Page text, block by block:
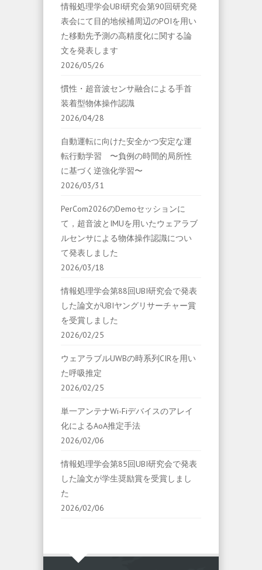
情報処理学会UBI研究会第90回研究発
表会にて目的地候補周辺のPOIを用い
た移動先予測の高精度化に関する論
文を発表します
2026/05/26
慣性・超音波センサ融合による手首
装着型物体操作認識
2026/04/28
自動運転に向けた安全かつ安定な運
転行動学習 〜負例の時間的局所性
に基づく逆強化学習〜
2026/03/31
PerCom2026のDemoセッションに
て，超音波とIMUを用いたウェアラブ
ルセンサによる物体操作認識につい
て発表しました
2026/03/18
情報処理学会第88回UBI研究会で発表
した論文がUBIヤングリサーチャー賞
を受賞しました
2026/02/25
ウェアラブルUWBの時系列CIRを用い
た呼吸推定
2026/02/25
単一アンテナWi-Fiデバイスのアレイ
化によるAoA推定手法
2026/02/06
情報処理学会第85回UBI研究会で発表
した論文が学生奨励賞を受賞しまし
た
2026/02/06